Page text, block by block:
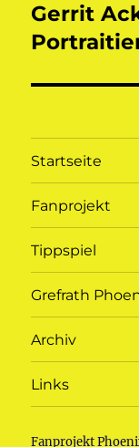
Nächster
Beitrag:
Gerrit
Startseite
Fanprojekt
Tippspiel
Grefrath
Archiv
Links
Fanprojekt